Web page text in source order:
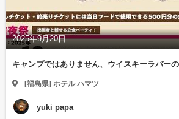
2025年9月20日
キャンプではありません、ウイスキーラバー
[福島県] ホテル ハマツ
yuki papa